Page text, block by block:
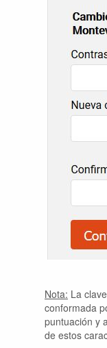
Nota: La
conformada
puntuación y
de estos